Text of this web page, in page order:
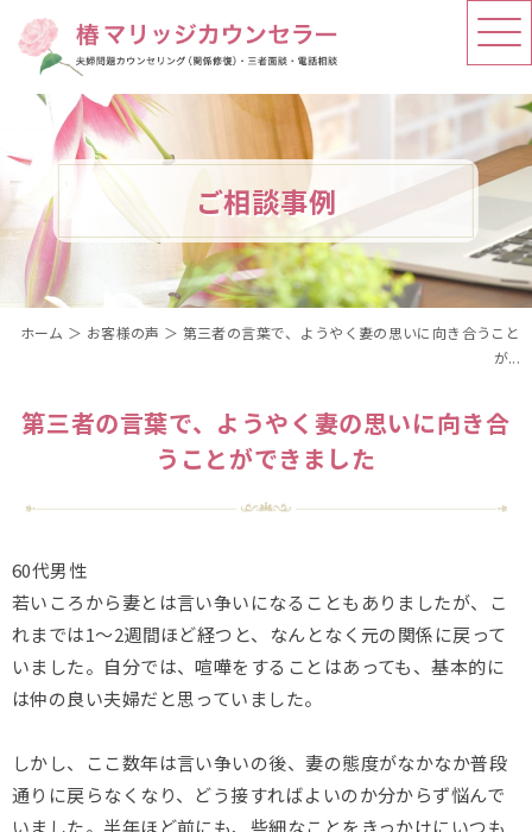
ご相談事例
ホーム ＞ お客様の声 ＞ 第三者の言葉で、ようやく妻の思いに向き合うこと
が...
第三者の言葉で、ようやく妻の思いに向き合
うことができました
60代男性
若いころから妻とは言い争いになることもありましたが、こ
れまでは1～2週間ほど経つと、なんとなく元の関係に戻って
いました。自分では、喧嘩をすることはあっても、基本的に
は仲の良い夫婦だと思っていました。
しかし、ここ数年は言い争いの後、妻の態度がなかなか普段
通りに戻らなくなり、どう接すればよいのか分からず悩んで